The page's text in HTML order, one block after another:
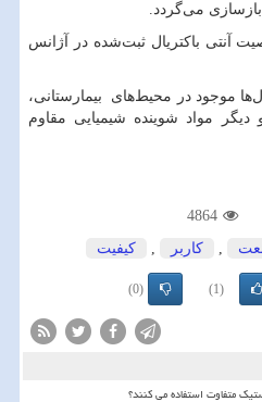
بازسازی می‌گردد.
آنتی باکتریال ثبت‌شده در آژانس
موجود در محیط‌های بیمارستانی،
دیگر مواد شوینده شیمیایی مقاوم
4864
, كاربر , كیفیت
(1)
(0)
متفاوت استفاده می کنند؟